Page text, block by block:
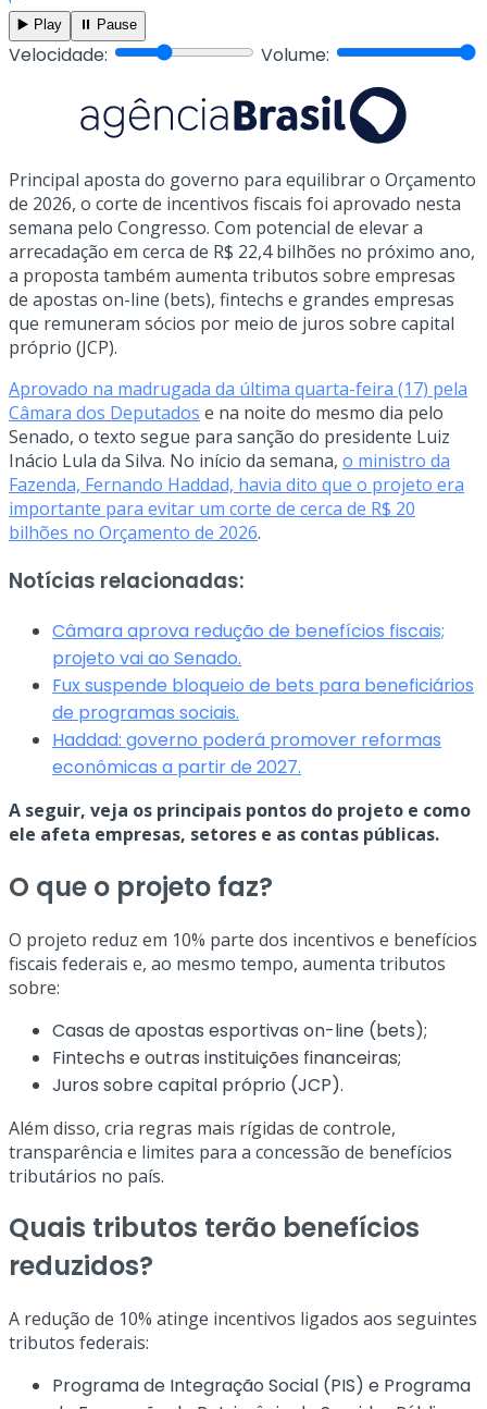
▶️ Play ⏸️ Pause
Velocidade: Volume:
Principal aposta do governo para equilibrar o Orçamento
de 2026, o corte de incentivos fiscais foi aprovado nesta
semana pelo Congresso. Com potencial de elevar a
arrecadação em cerca de R$ 22,4 bilhões no próximo ano,
a proposta também aumenta tributos sobre empresas
de apostas on-line (bets), fintechs e grandes empresas
que remuneram sócios por meio de juros sobre capital
próprio (JCP).
Aprovado na madrugada da última quarta-feira (17) pela
Câmara dos Deputados e na noite do mesmo dia pelo
Senado, o texto segue para sanção do presidente Luiz
Inácio Lula da Silva. No início da semana, o ministro da
Fazenda, Fernando Haddad, havia dito que o projeto era
importante para evitar um corte de cerca de R$ 20
bilhões no Orçamento de 2026.
Notícias relacionadas:
Câmara aprova redução de benefícios fiscais;
projeto vai ao Senado.
Fux suspende bloqueio de bets para beneficiários
de programas sociais.
Haddad: governo poderá promover reformas
econômicas a partir de 2027.
A seguir, veja os principais pontos do projeto e como
ele afeta empresas, setores e as contas públicas.
O que o projeto faz?
O projeto reduz em 10% parte dos incentivos e benefícios
fiscais federais e, ao mesmo tempo, aumenta tributos
sobre:
Casas de apostas esportivas on-line (bets);
Fintechs e outras instituições financeiras;
Juros sobre capital próprio (JCP).
Além disso, cria regras mais rígidas de controle,
transparência e limites para a concessão de benefícios
tributários no país.
Quais tributos terão benefícios
reduzidos?
A redução de 10% atinge incentivos ligados aos seguintes
tributos federais:
Programa de Integração Social (PIS) e Programa